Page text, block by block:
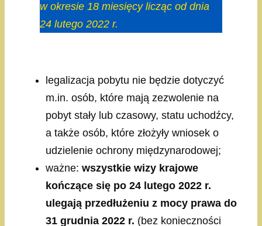
w okresie 18 miesięcy licząc od dnia
24 lutego 2022 r.
legalizacja pobytu nie będzie dotyczyć
m.in. osób, które mają zezwolenie na
pobyt stały lub czasowy, statu uchodźcy,
a także osób, które złożyły wniosek o
udzielenie ochrony międzynarodowej;
ważne: wszystkie wizy krajowe
kończące się po 24 lutego 2022 r.
ulegają przedłużeniu z mocy prawa do
31 grudnia 2022 r. (bez konieczności